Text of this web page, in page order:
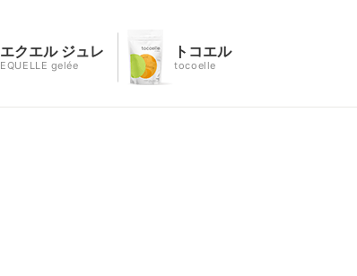
エクエル ジュレ
EQUELLE gelée
トコエル
tocoelle